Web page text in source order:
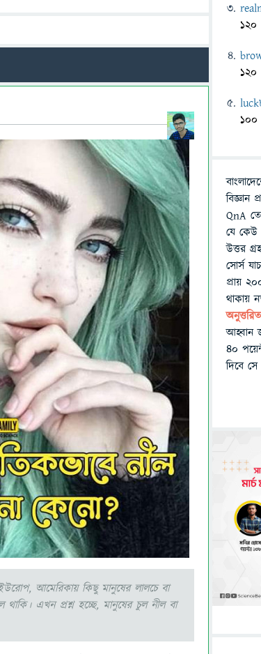
আমেরিকায় কিছু মানুষের লালচে বা
এখন প্রশ্ন হচ্ছে, মানুষের চুল নীল বা
120
120
100
বিজ্ঞান
QnA
যে কেউ
উত্তর
সোর্স
প্রায়
থাকায়
অনুত্তরিত
আহ্বান
৪০
দিবে